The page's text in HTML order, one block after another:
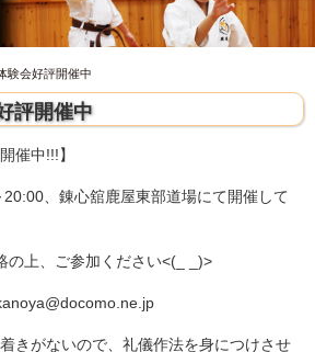
験会好評開催中
評開催中
催中!!!】
、錬心舘鹿屋東部道場にて開催して
の上、ご参加ください<(_ _)>
きがないので、礼儀作法を身につけさせ